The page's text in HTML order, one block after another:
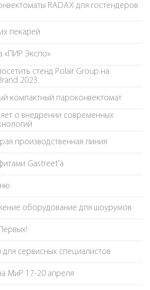
RADAX для гостендеров
пекарей
«ПИР Экспо»
стенд Polair Group на
2023.
компактный пароконвектомат
о внедрении современных
производственная линия
Gastreet’a
оборудование для шоурумов
сервисных специалистов
МиР 17-20 апреля